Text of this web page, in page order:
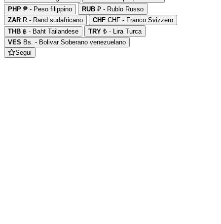
PHP ₱ - Peso filippino RUB ₽ - Rublo Russo
ZAR R - Rand sudafricano CHF CHF - Franco Svizzero
THB ฿ - Baht Tailandese TRY ₺ - Lira Turca
VES Bs. - Bolivar Soberano venezuelano
Segui